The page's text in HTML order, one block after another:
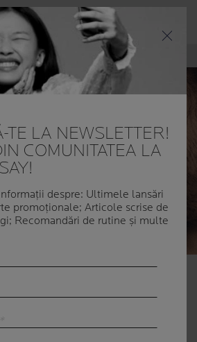
LA NEWSLETTER!
COMUNITATEA LA
despre: Ultimele lansări
promoționale; Articole scrise de
Recomandări de rutine și multe
VINDECĂTOARE